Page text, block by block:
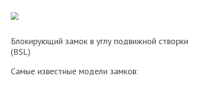
Блокирующий замок в углу подвижной створки
(BSL)
Самые известные модели замков: